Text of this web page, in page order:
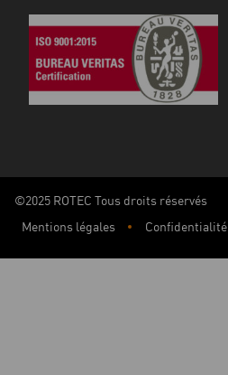
©2025 ROTEC Tous droits réservés
Mentions légales
Confidentialité